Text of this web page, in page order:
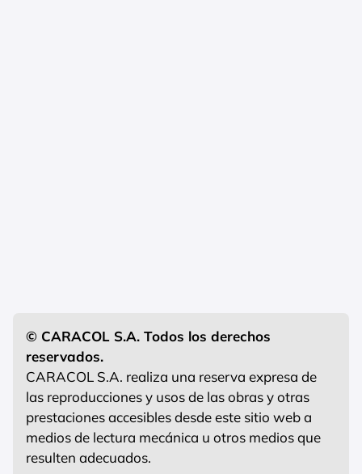
© CARACOL S.A. Todos los derechos
reservados.
CARACOL S.A. realiza una reserva expresa de
las reproducciones y usos de las obras y otras
prestaciones accesibles desde este sitio web a
medios de lectura mecánica u otros medios que
resulten adecuados.